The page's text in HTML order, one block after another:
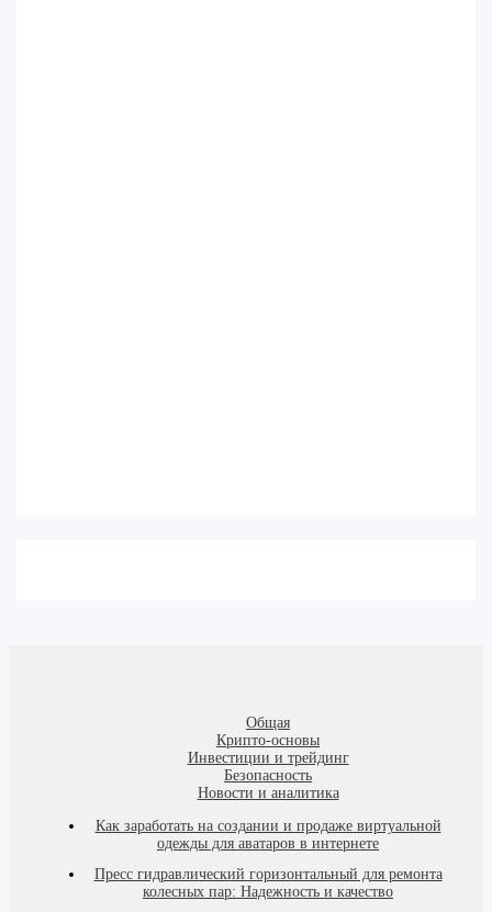
Общая
Крипто-основы
Инвестиции и трейдинг
Безопасность
Новости и аналитика
Как заработать на создании и продаже виртуальной
одежды для аватаров в интернете
Пресс гидравлический горизонтальный для ремонта
колесных пар: Надежность и качество